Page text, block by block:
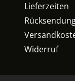
Lieferzeiten
Widerruf